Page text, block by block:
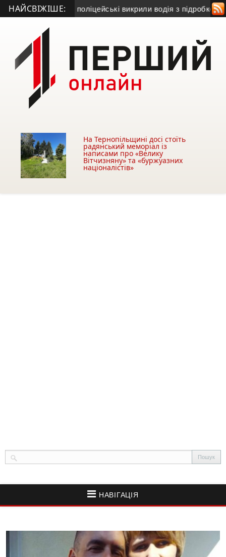
НАЙСВІЖІШЕ:
у Борщеві поліцейські викрили водія з підробкою •
На Тернопільщині досі стоїть
радянський меморіал із
написами про «Велику
Вітчизняну» та «буржуазних
націоналістів»
НАВІГАЦІЯ